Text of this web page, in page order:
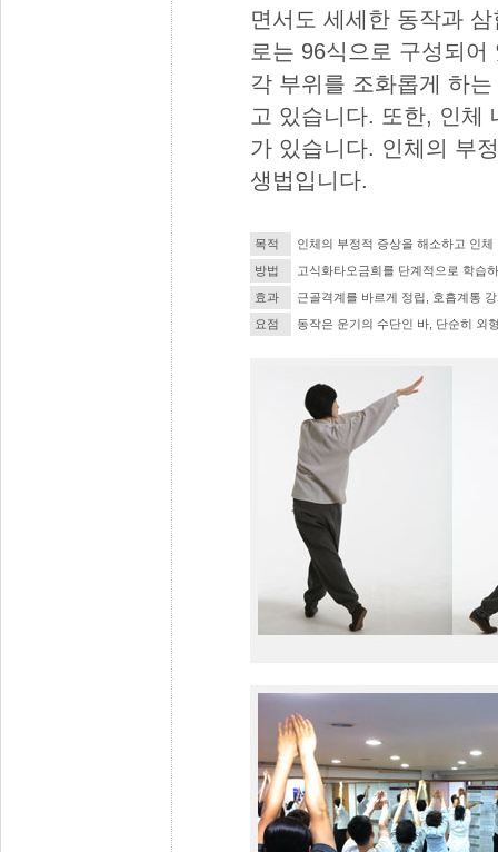
면서도 세세한 동작과
로는 96식으로 구성되
각 부위를 조화롭게 하
고 있습니다. 또한, 인체
가 있습니다. 인체의 부
생법입니다.
목적
인체의 부정적 증상을 해소하고 인
방법
고식화타오금희를 단계적으로 학습
효과
근골격계를 바르게 정립, 호흡계통
요점
동작은 운기의 수단인 바, 단순히 외